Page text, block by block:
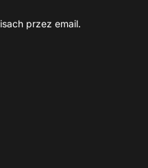
przez email.